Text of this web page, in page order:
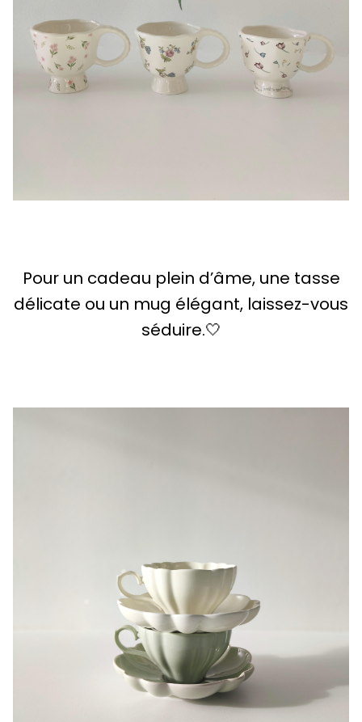
Pour un cadeau plein d’âme, une tasse
délicate ou un mug élégant, laissez-vous
séduire.🤍